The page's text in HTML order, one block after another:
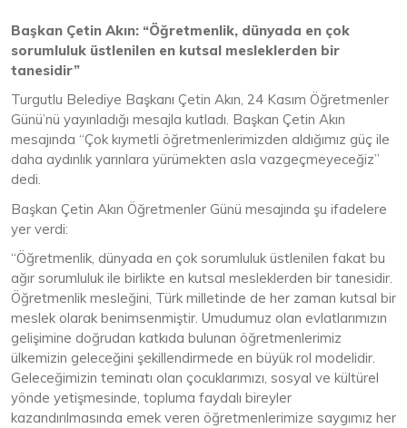
Başkan Çetin Akın: “Öğretmenlik, dünyada en çok
sorumluluk üstlenilen en kutsal mesleklerden bir
tanesidir”
Turgutlu Belediye Başkanı Çetin Akın, 24 Kasım Öğretmenler
Günü’nü yayınladığı mesajla kutladı. Başkan Çetin Akın
mesajında “Çok kıymetli öğretmenlerimizden aldığımız güç ile
daha aydınlık yarınlara yürümekten asla vazgeçmeyeceğiz”
dedi.
Başkan Çetin Akın Öğretmenler Günü mesajında şu ifadelere
yer verdi:
“Öğretmenlik, dünyada en çok sorumluluk üstlenilen fakat bu
ağır sorumluluk ile birlikte en kutsal mesleklerden bir tanesidir.
Öğretmenlik mesleğini, Türk milletinde de her zaman kutsal bir
meslek olarak benimsenmiştir. Umudumuz olan evlatlarımızın
gelişimine doğrudan katkıda bulunan öğretmenlerimiz
ülkemizin geleceğini şekillendirmede en büyük rol modelidir.
Geleceğimizin teminatı olan çocuklarımızı, sosyal ve kültürel
yönde yetişmesinde, topluma faydalı bireyler
kazandırılmasında emek veren öğretmenlerimize saygımız her